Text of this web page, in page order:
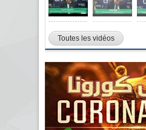
Toutes les vidéos